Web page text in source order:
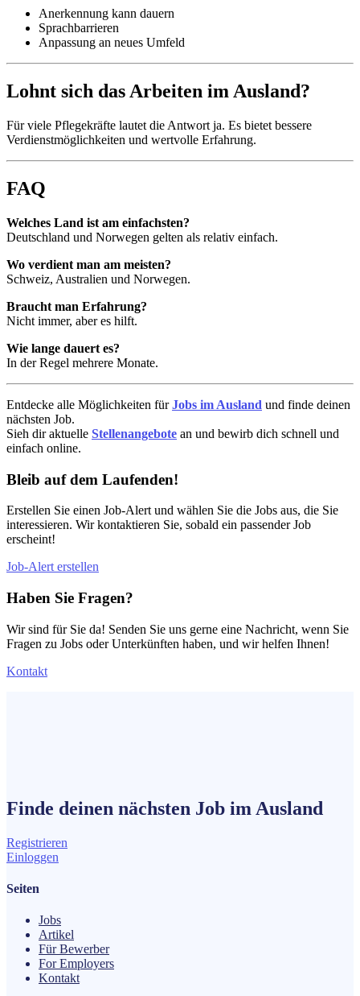
Anerkennung kann dauern
Sprachbarrieren
Anpassung an neues Umfeld
Lohnt sich das Arbeiten im Ausland?
Für viele Pflegekräfte lautet die Antwort ja. Es bietet bessere
Verdienstmöglichkeiten und wertvolle Erfahrung.
FAQ
Welches Land ist am einfachsten?
Deutschland und Norwegen gelten als relativ einfach.
Wo verdient man am meisten?
Schweiz, Australien und Norwegen.
Braucht man Erfahrung?
Nicht immer, aber es hilft.
Wie lange dauert es?
In der Regel mehrere Monate.
Entdecke alle Möglichkeiten fürJobs im Ausland und finde deinen
nächsten Job.
Sieh dir aktuelle Stellenangebote an und bewirb dich schnell und
einfach online.
Bleib auf dem Laufenden!
Erstellen Sie einen Job-Alert und wählen Sie die Jobs aus, die Sie
interessieren. Wir kontaktieren Sie, sobald ein passender Job
erscheint!
Job-Alert erstellen
Haben Sie Fragen?
Wir sind für Sie da! Senden Sie uns gerne eine Nachricht, wenn Sie
Fragen zu Jobs oder Unterkünften haben, und wir helfen Ihnen!
Kontakt
Finde deinen nächsten Job im Ausland
Registrieren
Einloggen
Seiten
Jobs
Artikel
Für Bewerber
For Employers
Kontakt